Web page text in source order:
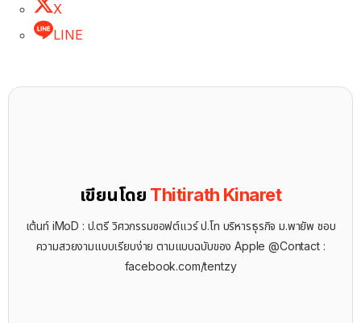
X
LINE
เขียนโดย Thitirath Kinaret
เต้นท์ iMoD : ป.ตรี วิศวกรรมซอฟต์แวร์ ป.โท บริหารธุรกิจ ม.พายัพ ชอบ
ความสวยงามแบบเรียบง่าย ตามแบบฉบับของ Apple @Contact :
facebook.com/tentzy